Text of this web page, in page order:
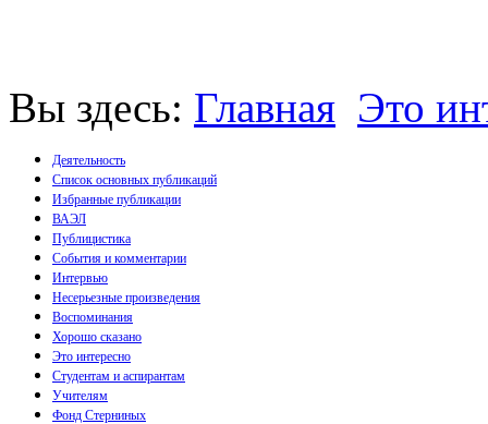
Вы здесь: Главная Это
Деятельность
Список основных публикаций
Монографии
Брошюры
Статьи
Избранные публикации
ВАЭЛ
Публицистика
События и комментарии
Интервью
Несерьезные произведения
Воспоминания
Хорошо сказано
Это интересно
Студентам и аспирантам
Учителям
Фонд Стерниных